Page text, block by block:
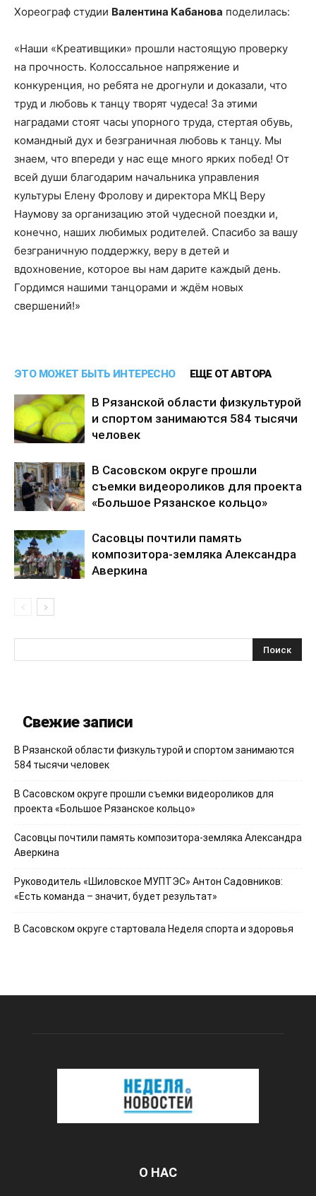
Хореограф студии Валентина Кабанова поделилась:
«Наши «Креативщики» прошли настоящую проверку
на прочность. Колоссальное напряжение и
конкуренция, но ребята не дрогнули и доказали, что
труд и любовь к танцу творят чудеса! За этими
наградами стоят часы упорного труда, стертая обувь,
командный дух и безграничная любовь к танцу. Мы
знаем, что впереди у нас еще много ярких побед! От
всей души благодарим начальника управления
культуры Елену Фролову и директора МКЦ Веру
Наумову за организацию этой чудесной поездки и,
конечно, наших любимых родителей. Спасибо за вашу
безграничную поддержку, веру в детей и
вдохновение, которое вы нам дарите каждый день.
Гордимся нашими танцорами и ждём новых
свершений!»
ЭТО МОЖЕТ БЫТЬ ИНТЕРЕСНО ЕЩЕ ОТ АВТОРА
В Рязанской области физкультурой
и спортом занимаются 584 тысячи
человек
В Сасовском округе прошли
съемки видеороликов для проекта
«Большое Рязанское кольцо»
Сасовцы почтили память
композитора-земляка Александра
Аверкина
Свежие записи
В Рязанской области физкультурой и спортом занимаются
584 тысячи человек
В Сасовском округе прошли съемки видеороликов для
проекта «Большое Рязанское кольцо»
Сасовцы почтили память композитора-земляка Александра
Аверкина
Руководитель «Шиловское МУПТЭС» Антон Садовников:
«Есть команда – значит, будет результат»
В Сасовском округе стартовала Неделя спорта и здоровья
О НАС